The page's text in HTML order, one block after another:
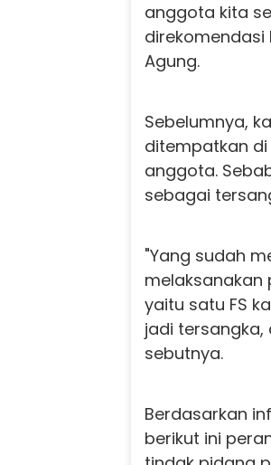
anggota kita
direkomendasi
Agung.
Sebelumnya,
ditempatkan di
anggota.
sebagai
"Yang sudah
melaksanakan
yaitu satu FS
jadi tersangka,
sebutnya.
Berdasarkan
berikut ini